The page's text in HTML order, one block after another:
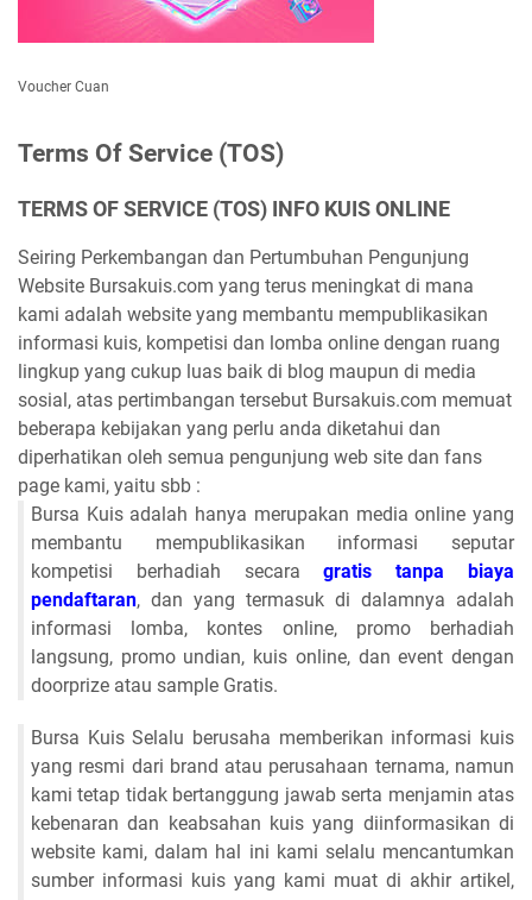
Voucher Cuan
Terms Of Service (TOS)
TERMS OF SERVICE (TOS) INFO KUIS ONLINE
Seiring Perkembangan dan Pertumbuhan Pengunjung
Website Bursakuis.com yang terus meningkat di mana
kami adalah website yang membantu mempublikasikan
informasi kuis, kompetisi dan lomba online dengan ruang
lingkup yang cukup luas baik di blog maupun di media
sosial, atas pertimbangan tersebut Bursakuis.com memuat
beberapa kebijakan yang perlu anda diketahui dan
diperhatikan oleh semua pengunjung web site dan fans
page kami, yaitu sbb :
Bursa Kuis adalah hanya merupakan media online yang
membantu mempublikasikan informasi seputar
kompetisi berhadiah secaragratis tanpa biaya
pendaftaran, dan yang termasuk di dalamnya adalah
informasi lomba, kontes online, promo berhadiah
langsung, promo undian, kuis online, dan event dengan
doorprize atau sample Gratis.
Bursa Kuis Selalu berusaha memberikan informasi kuis
yang resmi dari brand atau perusahaan ternama, namun
kami tetap tidak bertanggung jawab serta menjamin atas
kebenaran dan keabsahan kuis yang diinformasikan di
website kami, dalam hal ini kami selalu mencantumkan
sumber informasi kuis yang kami muat di akhir artikel,